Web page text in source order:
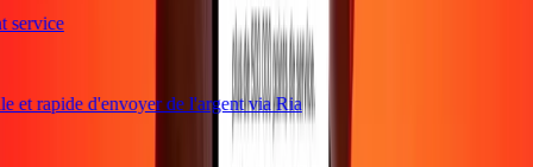
rapide d'envoyer de l'argent via Ria